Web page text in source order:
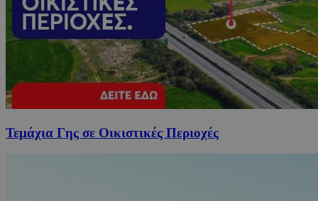
Τεμάχια Γης σε Οικιστικές Περιοχές